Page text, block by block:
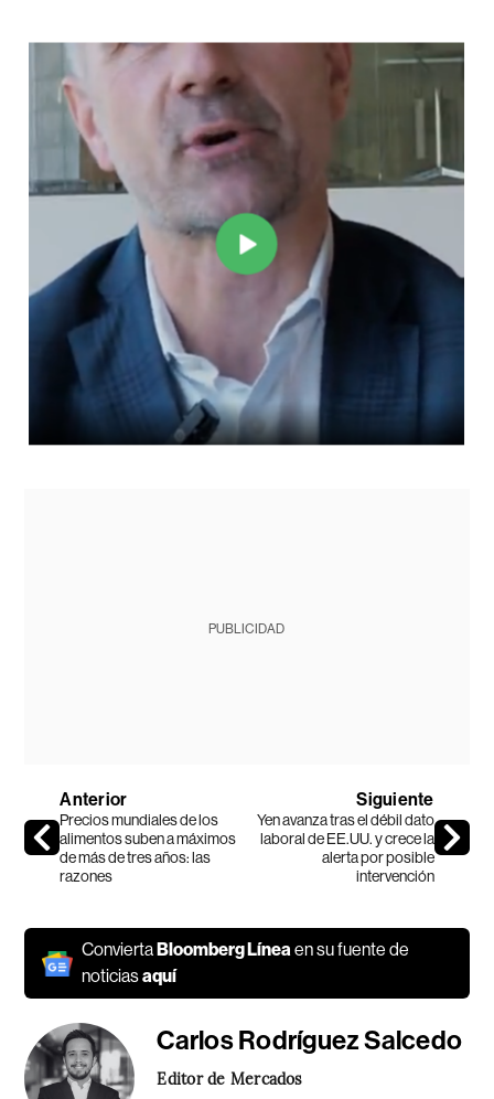
PUBLICIDAD
Anterior
Precios mundiales de los
alimentos suben a máximos
de más de tres años: las
razones
Siguiente
Yen avanza tras el débil dato
laboral de EE.UU. y crece la
alerta por posible
intervención
Convierta Bloomberg Líneaen su fuente de
noticiasaquí
Carlos Rodríguez Salcedo
Editor de Mercados